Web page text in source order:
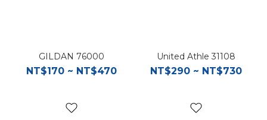
GILDAN 76000
NT$170 ~ NT$470
United Athle 31108
NT$290 ~ NT$730